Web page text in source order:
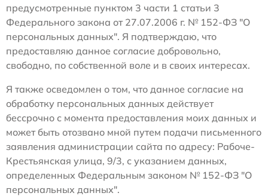
предусмотренные пунктом 3 части 1 статьи 3
Федерального закона от 27.07.2006 г. № 152-ФЗ "О
персональных данных". Я подтверждаю, что
предоставляю данное согласие добровольно,
свободно, по собственной воле и в своих интересах.
Я также осведомлен о том, что данное согласие на
обработку персональных данных действует
бессрочно с момента предоставления моих данных и
может быть отозвано мной путем подачи письменного
заявления администрации сайта по адресу: Рабоче-
Крестьянская улица, 9/3, с указанием данных,
определенных Федеральным законом № 152-ФЗ "О
персональных данных".